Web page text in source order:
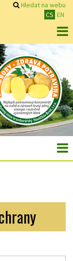
Hledat na webu
CS EN